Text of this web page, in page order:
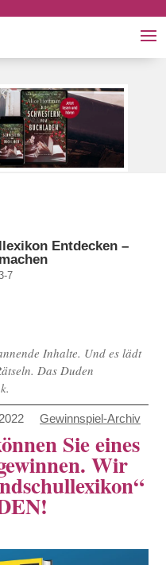
Entdecken –
7
Inhalte. Und es lädt
Das Duden
Gewinnspiel-Archiv
Sie eines
Wir